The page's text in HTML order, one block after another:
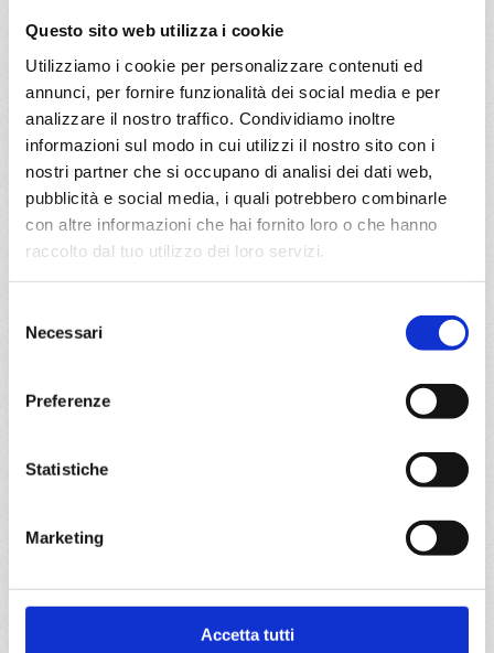
Questo sito web utilizza i cookie
Utilizziamo i cookie per personalizzare contenuti ed
annunci, per fornire funzionalità dei social media e per
analizzare il nostro traffico. Condividiamo inoltre
informazioni sul modo in cui utilizzi il nostro sito con i
nostri partner che si occupano di analisi dei dati web,
pubblicità e social media, i quali potrebbero combinarle
con altre informazioni che hai fornito loro o che hanno
raccolto dal tuo utilizzo dei loro servizi.
delNecessari
Preferenze
Statistiche
Marketing
Accetta tutti
07/03/2028
€ 603
14/03/2028
€ 603
21/03/2028
€ 653
a partire da
€ 603
Pireo, Smirne, Istanbul, Corfu, Bari, Pireo, Santorini, Pireo
€ 603